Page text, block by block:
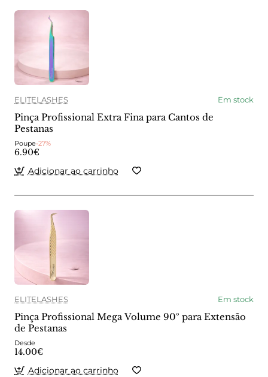
ELITELASHES Em stock
Pinça Profissional Extra Fina para Cantos de
Pestanas
Poupe-27%
6.90€
Adicionar ao carrinho
ELITELASHES Em stock
Pinça Profissional Mega Volume 90º para Extensão
de Pestanas
Desde
14.00€
Adicionar ao carrinho